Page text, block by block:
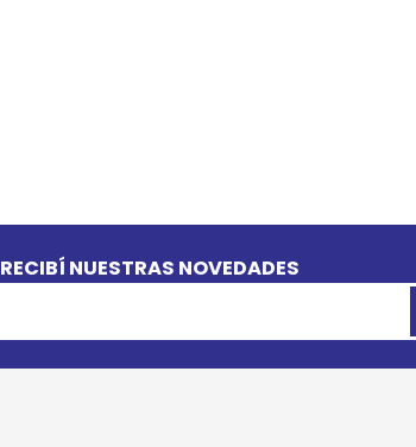
RECIBÍ NUESTRAS NOVEDADES